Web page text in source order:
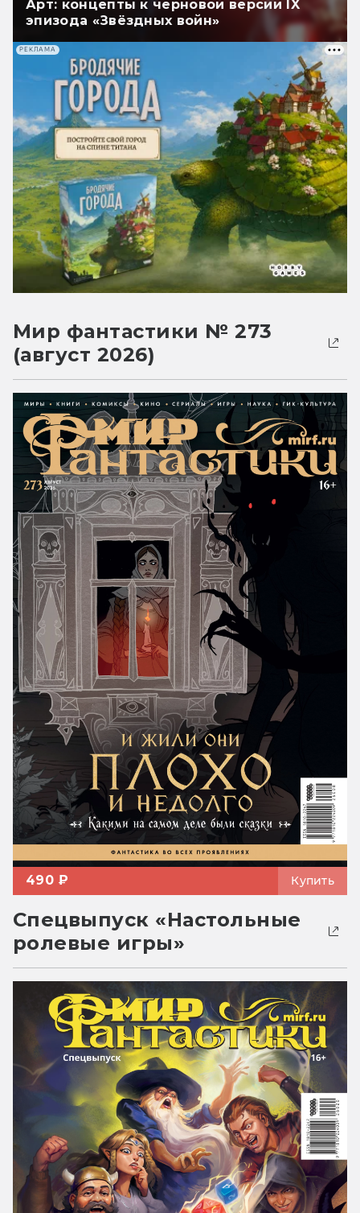
Арт: концепты к черновой версии IX
эпизода «Звёздных войн»
РЕКЛАМА
Мир фантастики № 273
(август 2026)
490 ₽ Купить
Спецвыпуск «Настольные
ролевые игры»